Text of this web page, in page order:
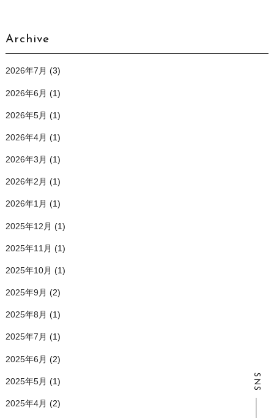
SNS
Archive
2026年7月 (3)
2026年6月 (1)
2026年5月 (1)
2026年4月 (1)
2026年3月 (1)
2026年2月 (1)
2026年1月 (1)
2025年12月 (1)
2025年11月 (1)
2025年10月 (1)
2025年9月 (2)
2025年8月 (1)
2025年7月 (1)
2025年6月 (2)
2025年5月 (1)
2025年4月 (2)